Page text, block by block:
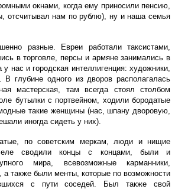
окнами, когда ему приносили пенсию,
отсчитывал нам по рублю), ну и наша семья
разные. Евреи работали таксистами,
в торговле, персы и армяне занимались в
нас и городская интеллигенция: художники,
В глубине одного из дворов располагалась
мастерская, там всегда стоял столбом
бутылки с портвейном, ходили бородатые
такие женщины (нас, шпану дворовую,
иногда сидеть у них).
по советским меркам, люди и нищие
еле сводили концы с концами, были и
мира, всевозможные карманники,
также были менты, которые по возможности
с пути соседей. Был также свой